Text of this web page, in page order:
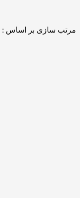
مرتب سازی بر اساس :